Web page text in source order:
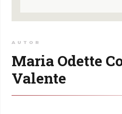
AUTOR
Maria Odette
Valente